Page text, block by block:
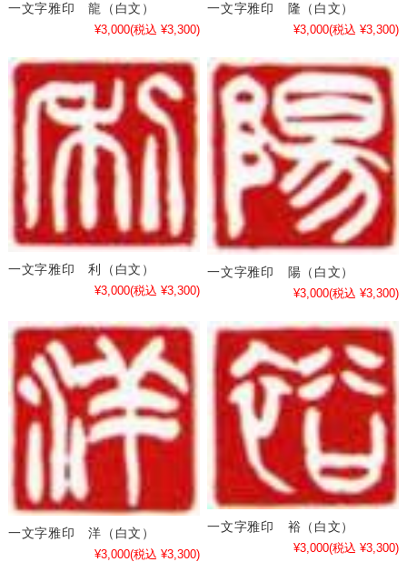
一文字雅印 龍（白文）
¥3,000(税込 ¥3,300)
一文字雅印 隆（白文）
¥3,000(税込 ¥3,300)
一文字雅印 利（白文）
¥3,000(税込 ¥3,300)
一文字雅印 陽（白文）
¥3,000(税込 ¥3,300)
一文字雅印 洋（白文）
¥3,000(税込 ¥3,300)
一文字雅印 裕（白文）
¥3,000(税込 ¥3,300)